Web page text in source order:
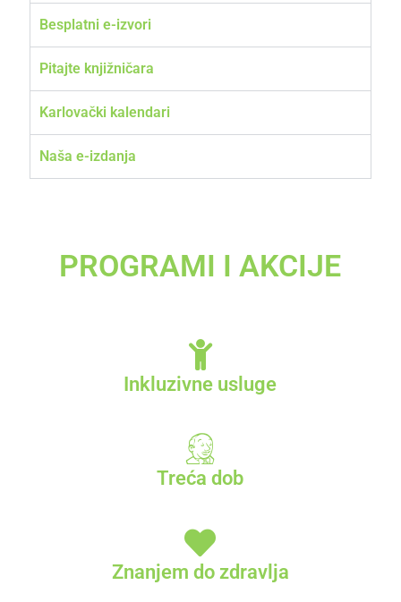
Besplatni e-izvori
Pitajte knjižničara
Karlovački kalendari
Naša e-izdanja
PROGRAMI I AKCIJE
Inkluzivne usluge
Treća dob
Znanjem do zdravlja